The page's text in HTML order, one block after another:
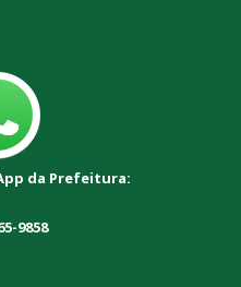
da Prefeitura:
9858